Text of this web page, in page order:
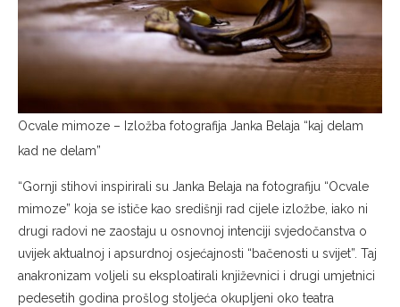
Ocvale mimoze – Izložba fotografija Janka Belaja “kaj delam
kad ne delam”
“Gornji stihovi inspirirali su Janka Belaja na fotografiju “Ocvale
mimoze” koja se ističe kao središnji rad cijele izložbe, iako ni
drugi radovi ne zaostaju u osnovnoj intenciji svjedočanstva o
uvijek aktualnoj i apsurdnoj osjećajnosti “bačenosti u svijet”. Taj
anakronizam voljeli su eksploatirali književnici i drugi umjetnici
pedesetih godina prošlog stoljeća okupljeni oko teatra